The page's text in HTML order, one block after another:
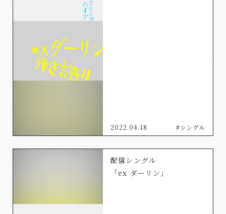
2022.04.18 #シングル
配信シングル
「ex ダーリン」